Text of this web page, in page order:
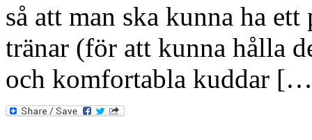
så att man ska kunna ha
tränar (för att kunna hålla
och komfortabla kuddar